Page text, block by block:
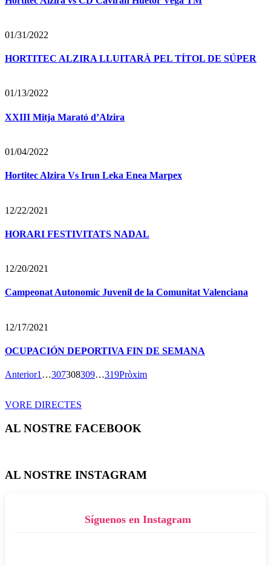
01/31/2022
HORTITEC ALZIRA LLUITARÀ PEL TÍTOL DE SÚPER
01/13/2022
XXIII Mitja Marató d’Alzira
01/04/2022
Hortitec Alzira Vs Irun Leka Enea Marpex
12/22/2021
HORARI FESTIVITATS NADAL
12/20/2021
Campeonat Autonomic Juvenil de la Comunitat Valenciana
12/17/2021
OCUPACIÓN DEPORTIVA FIN DE SEMANA
Anterior1 …307308309…319Pròxim
VORE DIRECTES
AL NOSTRE FACEBOOK
AL NOSTRE INSTAGRAM
Síguenos en Instagram